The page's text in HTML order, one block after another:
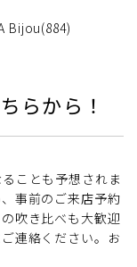
Bijou(884)
らから！
ことも予想されま
事前のご来店予約
吹き比べも大歓迎
連絡ください。お